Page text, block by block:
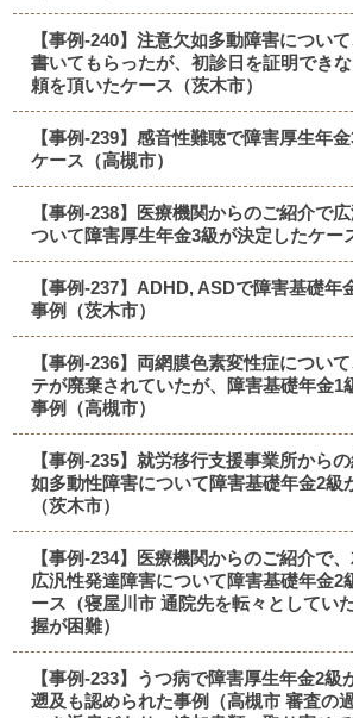
【事例-240】注意欠如多動障害につい
書いてもらったが、初診日を証明でき
頼を頂いたケース（茨木市）
【事例-239】感音性難聴で障害厚生年
ケース（高槻市）
【事例-238】医療機関からのご紹介で
ついて障害厚生年金3級が決定したケー
【事例-237】ADHD, ASDで障害基礎年
事例（茨木市）
【事例-236】両網膜色素変性症につい
テが廃棄されていたが、障害基礎年金1
事例（高槻市）
【事例-235】就労移行支援事業所から
如多動性障害について障害基礎年金2級
（茨木市）
【事例-234】医療機関からのご紹介で
広汎性発達障害について障害基礎年金2
ース（寝屋川市 通院先を転々としてい
握が困難）
【事例-233】うつ病で障害厚生年金2級
遡及も認められた事例（高槻市 審査の